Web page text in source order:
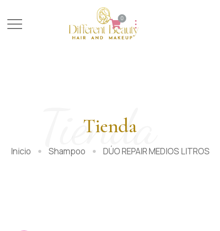
0
Tienda
Tienda
Inicio Shampoo DÚO REPAIR MEDIOS LITROS